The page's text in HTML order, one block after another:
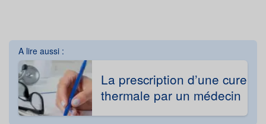
A lire aussi :
La prescription d’une cure
thermale par un médecin